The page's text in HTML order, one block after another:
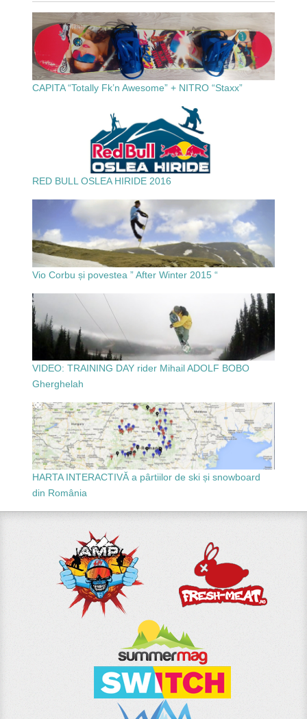
CAPITA “Totally Fk’n Awesome” + NITRO “Staxx”
RED BULL OSLEA HIRIDE 2016
Vio Corbu și povestea ” After Winter 2015 “
VIDEO: TRAINING DAY rider Mihail ADOLF BOBO
Gherghelah
HARTA INTERACTIVĂ a pârtiilor de ski și snowboard
din România